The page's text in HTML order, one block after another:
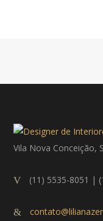
Vila Nova Conceição,
(11) 5535-8051 |